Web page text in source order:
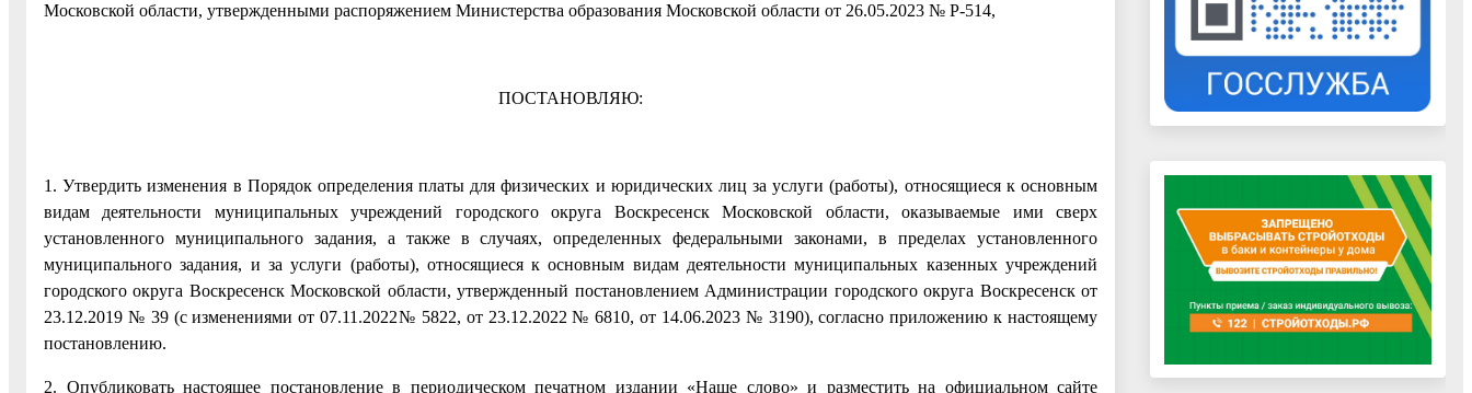
Московской области, утвержденными распоряжением Министерства образования Московской области от 26.05.2023 № Р-514,
ПОСТАНОВЛЯЮ:
1. Утвердить изменения в Порядок определения платы для физических и юридических лиц за услуги (работы), относящиеся к основным
видам деятельности муниципальных учреждений городского округа Воскресенск Московской области, оказываемые ими сверх
установленного муниципального задания, а также в случаях, определенных федеральными законами, в пределах установленного
муниципального задания, и за услуги (работы), относящиеся к основным видам деятельности муниципальных казенных учреждений
городского округа Воскресенск Московской области, утвержденный постановлением Администрации городского округа Воскресенск от
23.12.2019 № 39 (с изменениями от 07.11.2022№ 5822, от 23.12.2022 № 6810, от 14.06.2023 № 3190), согласно приложению к настоящему
постановлению.
2. Опубликовать настоящее постановление в периодическом печатном издании «Наше слово» и разместить на официальном сайте